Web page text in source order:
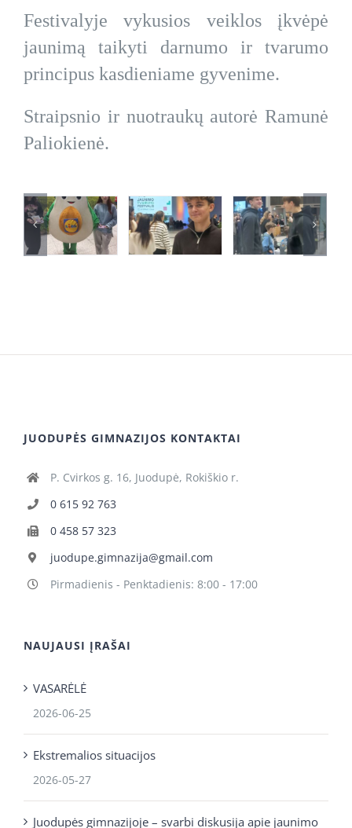
Festivalyje vykusios veiklos įkvėpė
jaunimą taikyti darnumo ir tvarumo
principus kasdieniame gyvenime.
Straipsnio ir nuotraukų autorė Ramunė
Paliokienė.
JUODUPĖS GIMNAZIJOS KONTAKTAI
P. Cvirkos g. 16, Juodupė, Rokiškio r.
0 615 92 763
0 458 57 323
juodupe.gimnazija@gmail.com
Pirmadienis - Penktadienis: 8:00 - 17:00
NAUJAUSI ĮRAŠAI
VASARĖLĖ
2026-06-25
Ekstremalios situacijos
2026-05-27
Juodupės gimnazijoje – svarbi diskusija apie jaunimo